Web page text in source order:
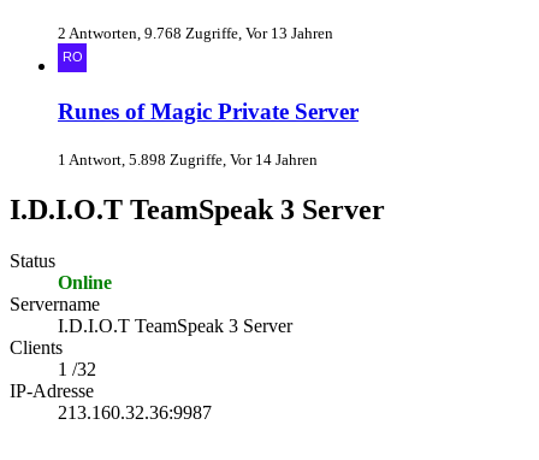
2 Antworten, 9.768 Zugriffe, Vor 13 Jahren
Runes of Magic Private Server
1 Antwort, 5.898 Zugriffe, Vor 14 Jahren
I.D.I.O.T TeamSpeak 3 Server
Status
Online
Servername
I.D.I.O.T TeamSpeak 3 Server
Clients
1 /32
IP-Adresse
213.160.32.36:9987